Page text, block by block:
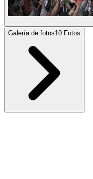
Galería de fotos10 Fotos